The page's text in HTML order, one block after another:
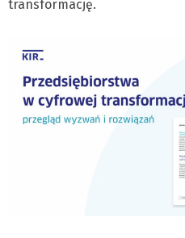
transformację.